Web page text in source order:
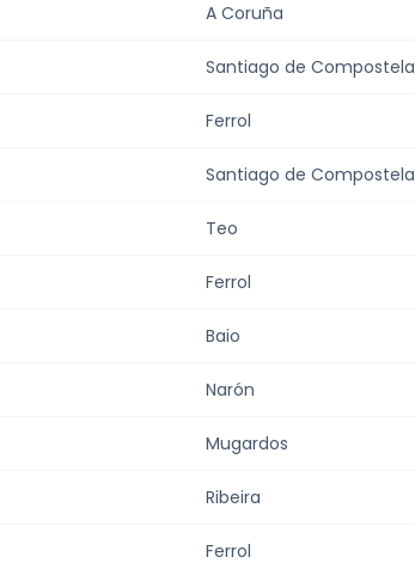
A Coruña
Santiago de Compostela
Ferrol
Santiago de Compostela
Teo
Ferrol
Baio
Narón
Mugardos
Ribeira
Ferrol